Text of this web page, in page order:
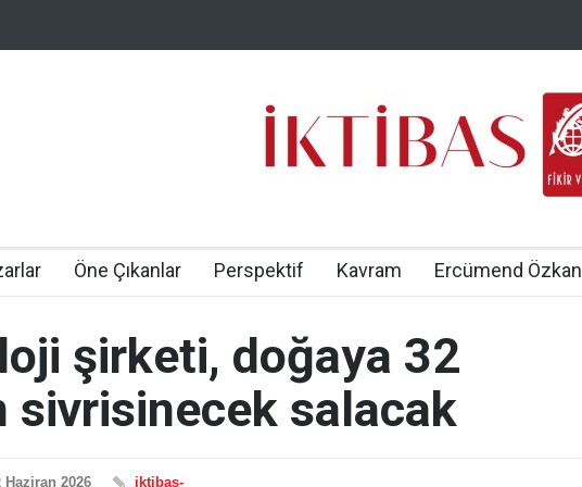
Öne Çıkanlar Perspektif Kavram Ercümend Özkan
şirketi, doğaya 32
sivrisinecek salacak
Haziran 2026 iktibas-